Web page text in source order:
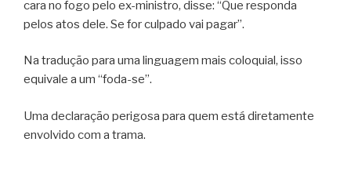
cara no fogo pelo ex-ministro, disse: “Que responda
pelos atos dele. Se for culpado vai pagar”.
Na tradução para uma linguagem mais coloquial, isso
equivale a um “foda-se”.
Uma declaração perigosa para quem está diretamente
envolvido com a trama.